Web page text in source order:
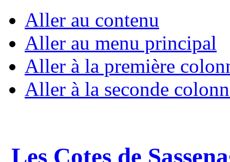
Aller au contenu
Aller au menu principal
Aller à la première
Aller à la seconde
Les Cotes de